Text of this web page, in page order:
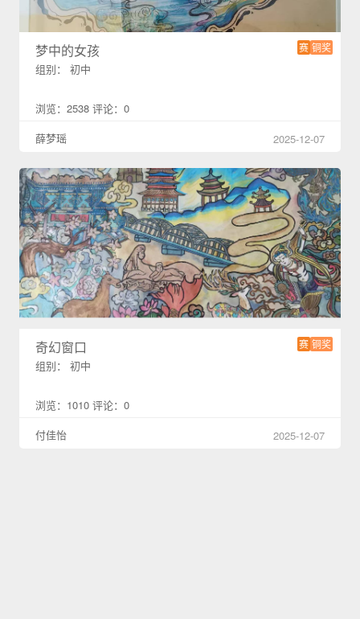
铜奖
赛
梦中的女孩
组别： 初中
浏览：2538 评论：0
薛梦瑶
2025-12-07
铜奖
赛
奇幻窗口
组别： 初中
浏览：1010 评论：0
付佳怡
2025-12-07